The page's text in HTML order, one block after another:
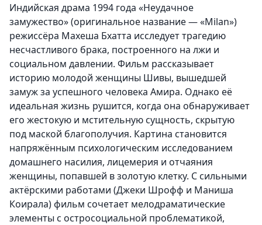
Индийская драма 1994 года «Неудачное
замужество» (оригинальное название — «Milan»)
режиссёра Махеша Бхатта исследует трагедию
несчастливого брака, построенного на лжи и
социальном давлении. Фильм рассказывает
историю молодой женщины Шивы, вышедшей
замуж за успешного человека Амира. Однако её
идеальная жизнь рушится, когда она обнаруживает
его жестокую и мстительную сущность, скрытую
под маской благополучия. Картина становится
напряжённым психологическим исследованием
домашнего насилия, лицемерия и отчаяния
женщины, попавшей в золотую клетку. С сильными
актёрскими работами (Джеки Шрофф и Маниша
Коирала) фильм сочетает мелодраматические
элементы с остросоциальной проблематикой,